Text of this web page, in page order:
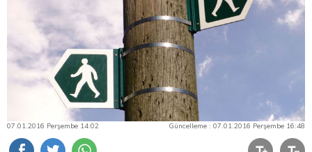
07.01.2016 Perşembe 14:02 Güncelleme : 07.01.2016 Perşembe 16:48